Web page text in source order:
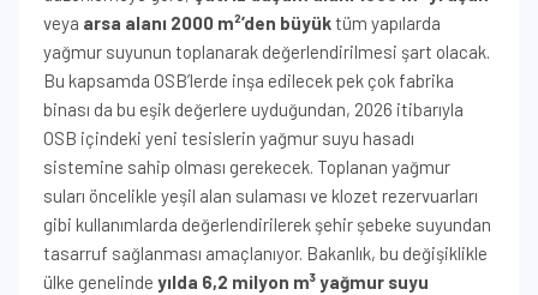
veya arsa alanı 2000 m²’den büyüktüm yapılarda
yağmur suyunun toplanarak değerlendirilmesi şart olacak.
Bu kapsamda OSB’lerde inşa edilecek pek çok fabrika
binası da bu eşik değerlere uyduğundan, 2026 itibarıyla
OSB içindeki yeni tesislerin yağmur suyu hasadı
sistemine sahip olması gerekecek. Toplanan yağmur
suları öncelikle yeşil alan sulaması ve klozet rezervuarları
gibi kullanımlarda değerlendirilerek şehir şebeke suyundan
tasarruf sağlanması amaçlanıyor. Bakanlık, bu değişiklikle
ülke genelinde yılda 6,2 milyon m³ yağmur suyu